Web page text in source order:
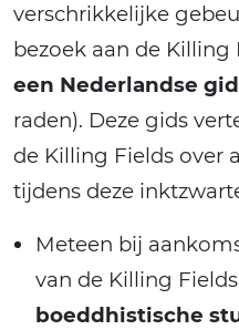
verschrikkelijke
bezoek aan de Killing
een Nederlandse
raden). Deze gids
de Killing Fields over
tijdens deze
Meteen bij
van de Killing Fields
boeddhistische